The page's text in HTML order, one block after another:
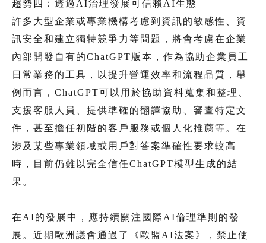
趨勢四：透過AI治理發展可信賴AI生態
許多大型企業或專業機構考慮到資訊的敏感性、資
訊安全和建立獨特競爭力等問題，將會考慮在企業
內部開發自有的ChatGPT版本，作為協助企業員工
日常業務的工具，以提升營運效率和流程品質，舉
例而言，ChatGPT可以用於協助資料蒐集和整理、
支援客服人員、提供準確的翻譯協助、審查特定文
件，甚至擔任初階的客戶服務或個人化推薦等。在
涉及某些專業領域或用戶對答案準確性要求較高
時，目前仍難以完全信任ChatGPT模型生成的結
果。
在AI的發展中，應持續關注國際AI倫理準則的發
展。近期歐洲議會通過了《歐盟AI法案》，禁止使